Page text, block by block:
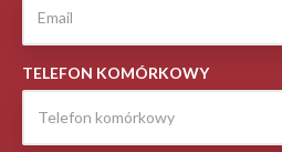
TELEFON KOMÓRKOWY